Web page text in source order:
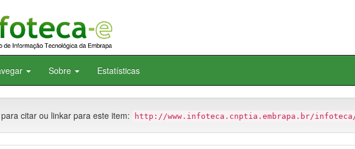
Sobre Estatísticas
citar ou linkar para este item: http://www.infoteca.cnptia.embrapa.br/infoteca/